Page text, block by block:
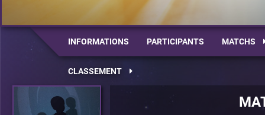
INFORMATIONS PARTICIPANTS MATCHS
CLASSEMENT